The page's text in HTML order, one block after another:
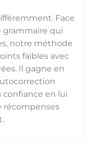
Face
grammaire qui
notre méthode
faibles avec
Il gagne en
confiance en lui
récompenses